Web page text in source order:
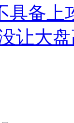
具备上
让大